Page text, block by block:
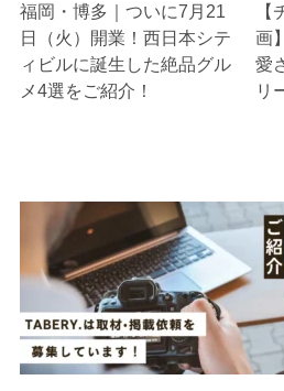
福岡・博多｜ついに7月21
日（火）開業！西日本シテ
ィビルに誕生した絶品グル
メ4選をご紹介！
画
愛
リ